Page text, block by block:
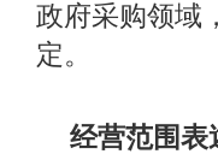
政府采购领域
定。
经营范围表